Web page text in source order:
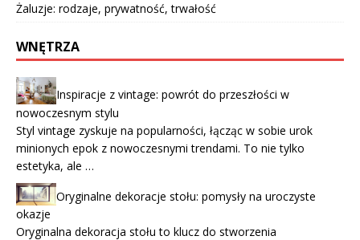
Żaluzje: rodzaje, prywatność, trwałość
WNĘTRZA
Inspiracje z vintage: powrót do przeszłości w
nowoczesnym stylu
Styl vintage zyskuje na popularności, łącząc w sobie urok
minionych epok z nowoczesnymi trendami. To nie tylko
estetyka, ale …
Oryginalne dekoracje stołu: pomysły na uroczyste
okazje
Oryginalna dekoracja stołu to klucz do stworzenia